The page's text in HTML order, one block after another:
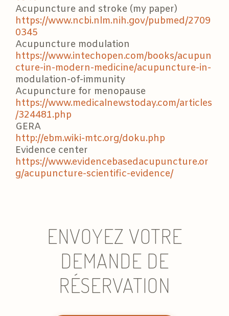
Acupuncture and stroke (my paper)
https://www.ncbi.nlm.nih.gov/pubmed/2709
0345
Acupuncture modulation
https://www.intechopen.com/books/acupun
cture-in-modern-medicine/acupuncture-in-
modulation-of-immunity
Acupuncture for menopause
https://www.medicalnewstoday.com/articles
/324481.php
GERA
http://ebm.wiki-mtc.org/doku.php
Evidence center
https://www.evidencebasedacupuncture.or
g/acupuncture-scientific-evidence/
ENVOYEZ VOTRE
DEMANDE DE
RÉSERVATION